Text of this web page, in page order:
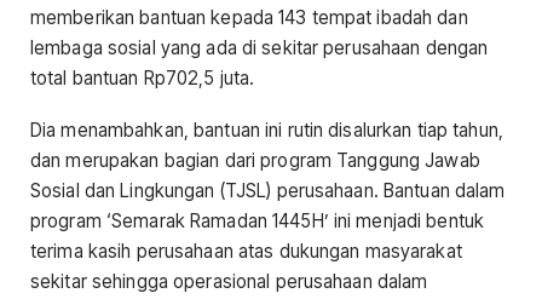
memberikan bantuan kepada 143 tempat ibadah dan
lembaga sosial yang ada di sekitar perusahaan dengan
total bantuan Rp702,5 juta.
Dia menambahkan, bantuan ini rutin disalurkan tiap tahun,
dan merupakan bagian dari program Tanggung Jawab
Sosial dan Lingkungan (TJSL) perusahaan. Bantuan dalam
program ‘Semarak Ramadan 1445H’ ini menjadi bentuk
terima kasih perusahaan atas dukungan masyarakat
sekitar sehingga operasional perusahaan dalam